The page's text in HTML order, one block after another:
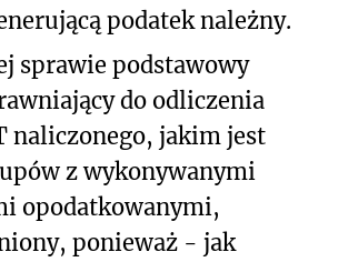
podatek należny.
sprawie podstawowy
do odliczenia
naliczonego, jakim jest
z wykonywanymi
opodatkowanymi,
, ponieważ - jak